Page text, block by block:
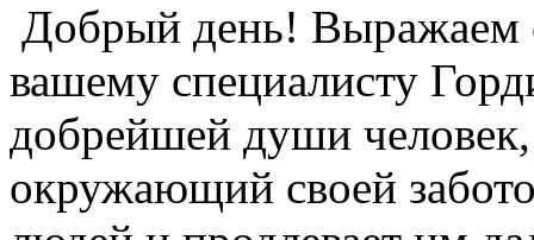
Добрый день! Выражаем
вашему специалисту
добрейшей души
окружающий своей